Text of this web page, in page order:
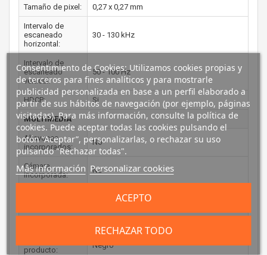
Tamaño de pixel: 0,27 x 0,27 mm
Intervalo de
escaneado
horizontal:
30 - 130 kHz
Intervalo de
escaneado
vertical:
50 - 100 Hz
HDCP: Si
MULTIMEDIA
Altavoces
incorporados:
No
Cámara
incorporada:
No
producto:
Negro
Consentimiento de Cookies: Utilizamos cookies propias y
de terceros para fines analíticos y para mostrarle
publicidad personalizada en base a un perfil elaborado a
partir de sus hábitos de navegación (por ejemplo, páginas
visitadas). Para más información, consulte la política de
cookies. Puede aceptar todas las cookies pulsando el
botón “Aceptar”, personalizarlas, o rechazar su uso
pulsando "Rechazar todas".
Más información Personalizar cookies
RECHAZAR TODO
ACEPTO